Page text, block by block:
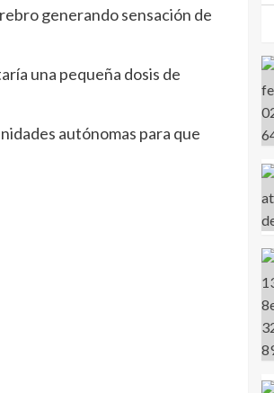
generando sensación de
una pequeña dosis de
autónomas para que